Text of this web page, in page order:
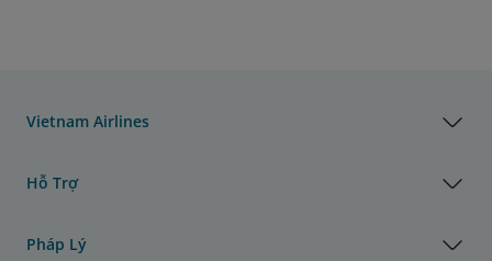
Vietnam Airlines
Hỗ Trợ
Pháp Lý